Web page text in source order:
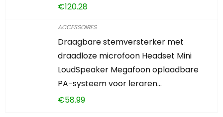
€120.28
ACCESSOIRES
Draagbare stemversterker met
draadloze microfoon Headset Mini
LoudSpeaker Megafoon oplaadbare
PA-systeem voor leraren…
€58.99